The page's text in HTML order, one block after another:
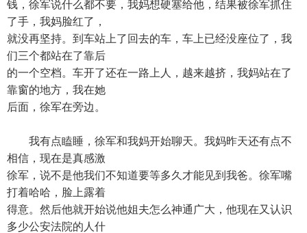
钱，徐军说什么都不要，我妈想硬塞给他，结果被徐军抓住
了手，我妈脸红了，
就没再坚持。到车站上了回去的车，车上已经没座位了，我
们三个都站在了靠后
的一个空档。车开了还在一路上人，越来越挤，我妈站在了
靠窗的地方，我在她
后面，徐军在旁边。
我有点瞌睡，徐军和我妈开始聊天。我妈昨天还有点不
相信，现在是真感激
徐军，说不是他我们不知道要等多久才能见到我爸。徐军嘴
打着哈哈，脸上露着
得意。然后他就开始说他姐夫怎么神通广大，他现在又认识
多少公安法院的人什